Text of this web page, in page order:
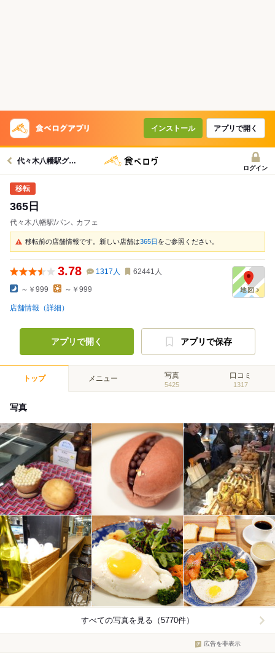
インストール アプリで開く
代々木八幡駅グルメへ
ログイン
365日
代々木八幡駅/パン､ カフェ
移転前の店舗情報です。新しい店舗は365日 をご参照ください。
3.78 1317 人 62441 人
～￥999 ～￥999
店舗情報（詳細）
アプリで開く アプリで保存
トップ メニュー 写真
5425
口コミ
1317
写真
すべての写真を見る（5770件）
広告を非表示